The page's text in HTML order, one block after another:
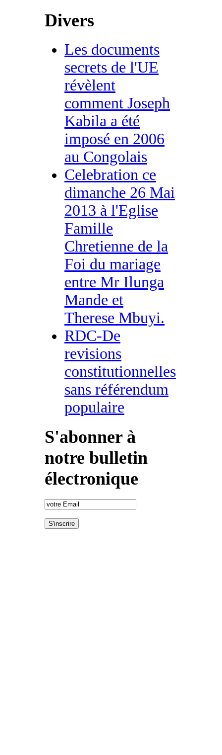
Divers
Les documents
secrets de l'UE
révèlent
comment Joseph
Kabila a été
imposé en 2006
au Congolais
Celebration ce
dimanche 26 Mai
2013 à l'Eglise
Famille
Chretienne de la
Foi du mariage
entre Mr Ilunga
Mande et
Therese Mbuyi.
RDC-De
revisions
constitutionnelles
sans référendum
populaire
S'abonner à
notre bulletin
électronique